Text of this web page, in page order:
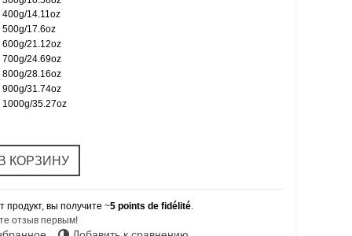
400g/14.11oz
500g/17.6oz
600g/21.12oz
700g/24.69oz
800g/28.16oz
900g/31.74oz
1000g/35.27oz
КОРЗИНУ
продукт, вы получите ~5points de fidélité.
отзыв первым!